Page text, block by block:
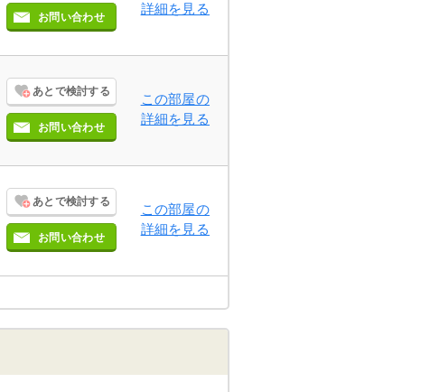
お問い合わせ
詳細を見る
あとで検討する
お問い合わせ
この部屋の
詳細を見る
あとで検討する
お問い合わせ
この部屋の
詳細を見る